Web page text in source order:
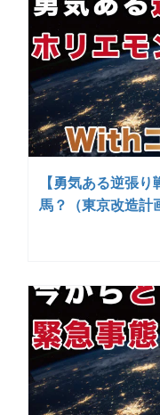
【勇気ある逆張
馬？（東京改造計